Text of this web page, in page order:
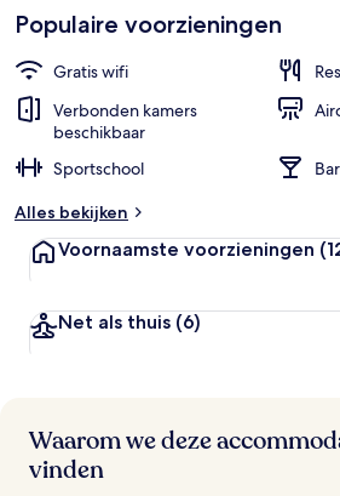
Populaire voorzieningen
Gratis wifi
Verbonden kamers
beschikbaar
Sportschool
Bar
Alles bekijken
Voornaamste voorzieningen
Net als thuis (6)
Waarom we deze
vinden